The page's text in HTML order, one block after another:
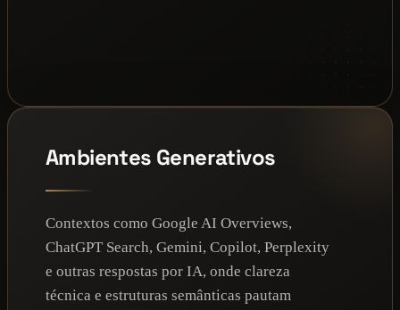
Ambientes Generativos
Contextos como Google AI Overviews,
ChatGPT Search, Gemini, Copilot, Perplexity
e outras respostas por IA, onde clareza
técnica e estruturas semânticas pautam